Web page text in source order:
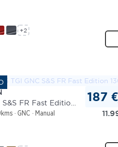
+2
GNC
Manual
187 €